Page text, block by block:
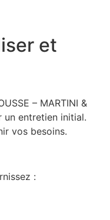
et
– MARTINI &
un entretien initial.
vos besoins.
: